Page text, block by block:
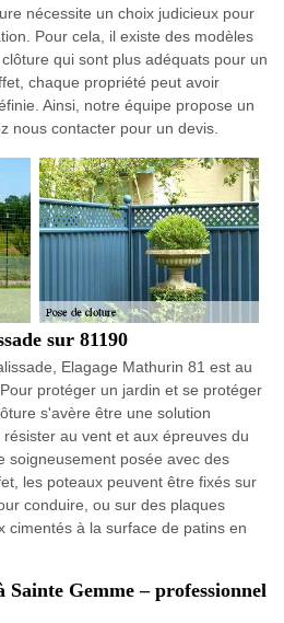
nécessite un choix judicieux pour
Pour cela, il existe des modèles
qui sont plus adéquats pour un
chaque propriété peut avoir
Ainsi, notre équipe propose un
nous contacter pour un devis.
sur 81190
Elagage Mathurin 81 est au
protéger un jardin et se protéger
s'avère être une solution
au vent et aux épreuves du
soigneusement posée avec des
les poteaux peuvent être fixés sur
conduire, ou sur des plaques
cimentés à la surface de patins en
Gemme – professionnel